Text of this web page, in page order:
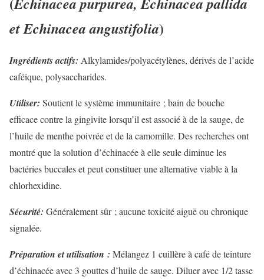
et Echinacea angustifolia)
Ingrédients actifs: Alkylamides/polyacétylènes, dérivés de l’acide
caféique, polysaccharides.
Utiliser: Soutient le système immunitaire ; bain de bouche
efficace contre la gingivite lorsqu’il est associé à de la sauge, de
l’huile de menthe poivrée et de la camomille. Des recherches ont
montré que la solution d’échinacée à elle seule diminue les
bactéries buccales et peut constituer une alternative viable à la
chlorhexidine.
Sécurité: Généralement sûr ; aucune toxicité aiguë ou chronique
signalée.
Préparation et utilisation : Mélangez 1 cuillère à café de teinture
d’échinacée avec 3 gouttes d’huile de sauge. Diluer avec 1/2 tasse